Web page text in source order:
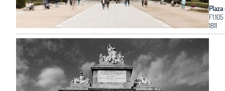
F1.105
1811